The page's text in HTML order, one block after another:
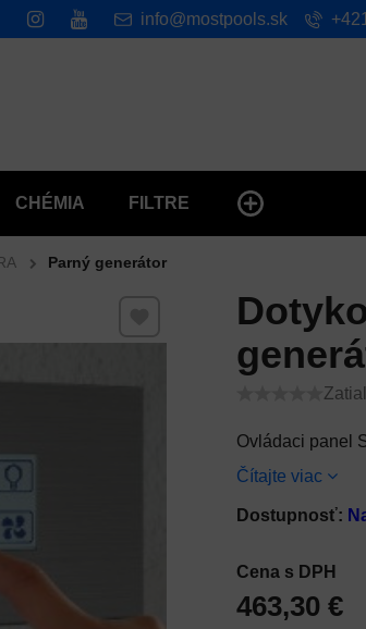
CHÉMIA FILTRE
info@mostpools.sk
Parný generátor
Ovládaci panel
Čítajte viac
Pridať k Obľúbeným
Dostupnosť:
Cena s DPH
463,30 €